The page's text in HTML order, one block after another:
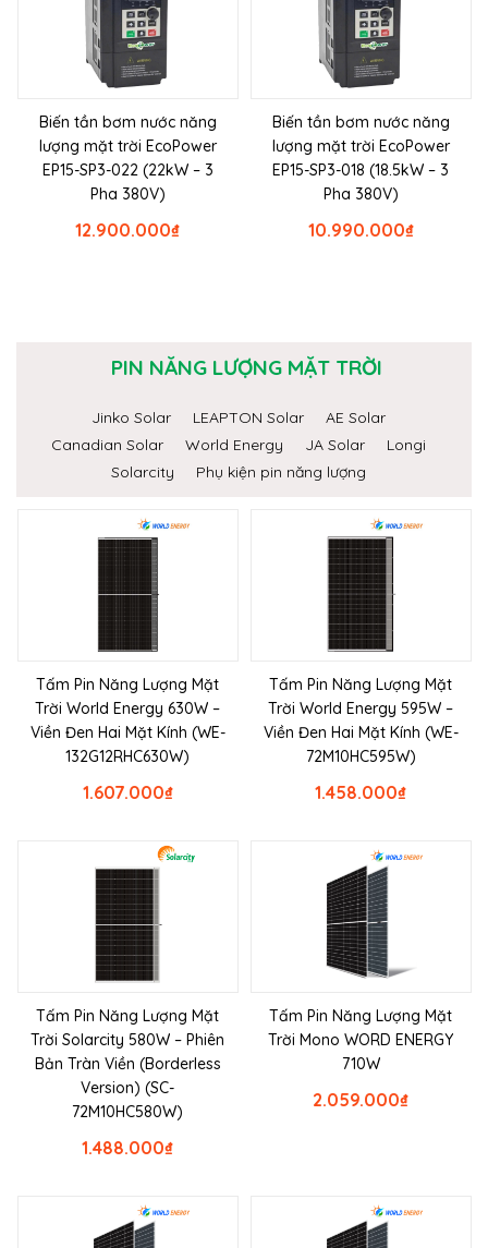
Biến tần bơm nước năng
lượng mặt trời EcoPower
EP15-SP3-022 (22kW – 3
Pha 380V)
₫
12.900.000
Biến tần bơm nước năng
lượng mặt trời EcoPower
EP15-SP3-018 (18.5kW – 3
Pha 380V)
₫
10.990.000
PIN NĂNG LƯỢNG MẶT TRỜI
Jinko Solar LEAPTON Solar
AE Solar
Canadian Solar
World Energy JA Solar
Longi
Solarcity
Phụ kiện pin năng lượng
Tấm Pin Năng Lượng Mặt
Trời World Energy 630W –
Viền Đen Hai Mặt Kính (WE-
132G12RHC630W)
₫
1.607.000
Tấm Pin Năng Lượng Mặt
Trời World Energy 595W –
Viền Đen Hai Mặt Kính (WE-
72M10HC595W)
₫
1.458.000
Tấm Pin Năng Lượng Mặt
Trời Solarcity 580W – Phiên
Bản Tràn Viền (Borderless
Version) (SC-
72M10HC580W)
₫
1.488.000
Tấm Pin Năng Lượng Mặt
Trời Mono WORD ENERGY
710W
₫
2.059.000